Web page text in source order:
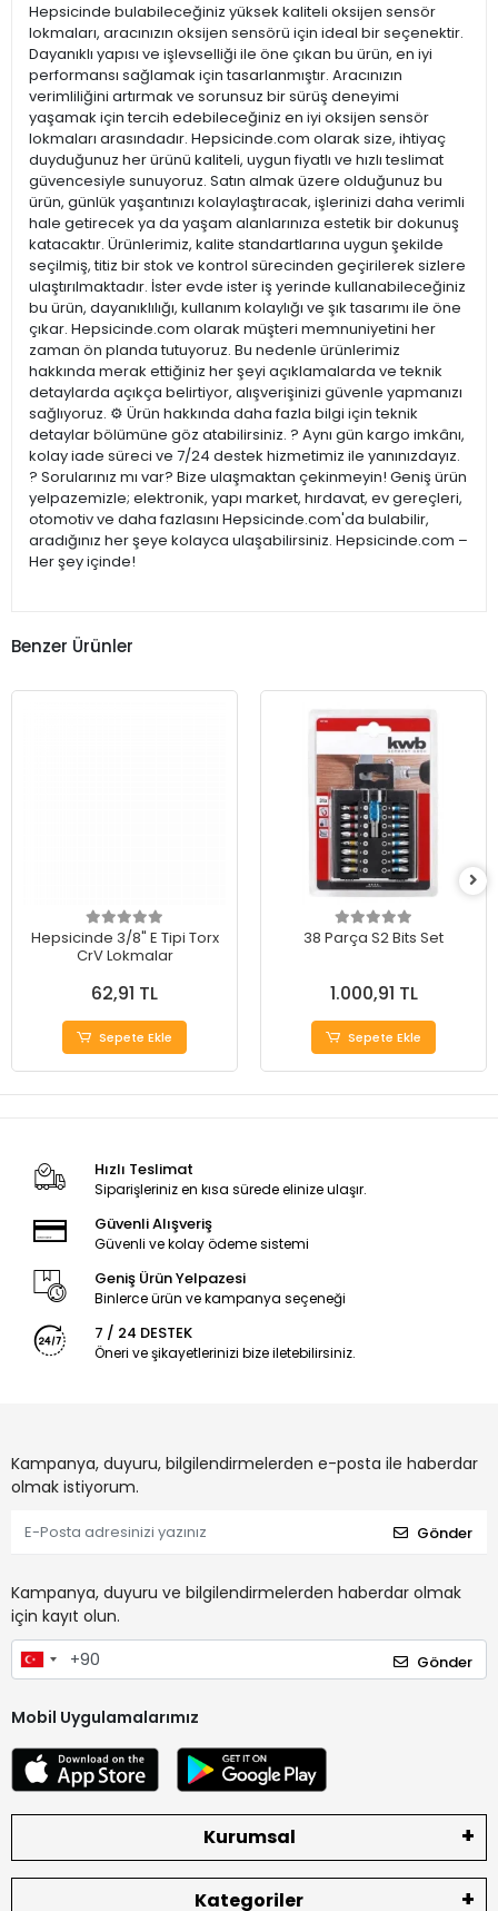
Hepsicinde bulabileceğiniz yüksek kaliteli oksijen sensör
lokmaları, aracınızın oksijen sensörü için ideal bir seçenektir.
Dayanıklı yapısı ve işlevselliği ile öne çıkan bu ürün, en iyi
performansı sağlamak için tasarlanmıştır. Aracınızın
verimliliğini artırmak ve sorunsuz bir sürüş deneyimi
yaşamak için tercih edebileceğiniz en iyi oksijen sensör
lokmaları arasındadır. Hepsicinde.com olarak size, ihtiyaç
duyduğunuz her ürünü kaliteli, uygun fiyatlı ve hızlı teslimat
güvencesiyle sunuyoruz. Satın almak üzere olduğunuz bu
ürün, günlük yaşantınızı kolaylaştıracak, işlerinizi daha verimli
hale getirecek ya da yaşam alanlarınıza estetik bir dokunuş
katacaktır. Ürünlerimiz, kalite standartlarına uygun şekilde
seçilmiş, titiz bir stok ve kontrol sürecinden geçirilerek sizlere
ulaştırılmaktadır. İster evde ister iş yerinde kullanabileceğiniz
bu ürün, dayanıklılığı, kullanım kolaylığı ve şık tasarımı ile öne
çıkar. Hepsicinde.com olarak müşteri memnuniyetini her
zaman ön planda tutuyoruz. Bu nedenle ürünlerimiz
hakkında merak ettiğiniz her şeyi açıklamalarda ve teknik
detaylarda açıkça belirtiyor, alışverişinizi güvenle yapmanızı
sağlıyoruz. ⚙️ Ürün hakkında daha fazla bilgi için teknik
detaylar bölümüne göz atabilirsiniz. ? Aynı gün kargo imkânı,
kolay iade süreci ve 7/24 destek hizmetimiz ile yanınızdayız.
? Sorularınız mı var? Bize ulaşmaktan çekinmeyin! Geniş ürün
yelpazemizle; elektronik, yapı market, hırdavat, ev gereçleri,
otomotiv ve daha fazlasını Hepsicinde.com'da bulabilir,
aradığınız her şeye kolayca ulaşabilirsiniz. Hepsicinde.com –
Her şey içinde!
Benzer Ürünler
Hepsicinde 3/8" E Tipi Torx
CrV Lokmalar
62,91 TL
Sepete Ekle
38 Parça S2 Bits Set
1.000,91 TL
Sepete Ekle
Hızlı Teslimat
Siparişleriniz en kısa sürede elinize ulaşır.
Güvenli Alışveriş
Güvenli ve kolay ödeme sistemi
Geniş Ürün Yelpazesi
Binlerce ürün ve kampanya seçeneği
7 / 24 DESTEK
Öneri ve şikayetlerinizi bize iletebilirsiniz.
Kampanya, duyuru, bilgilendirmelerden e-posta ile haberdar
olmak istiyorum.
Gönder
Kampanya, duyuru ve bilgilendirmelerden haberdar olmak
için kayıt olun.
Gönder
Mobil Uygulamalarımız
Kurumsal
Kategoriler